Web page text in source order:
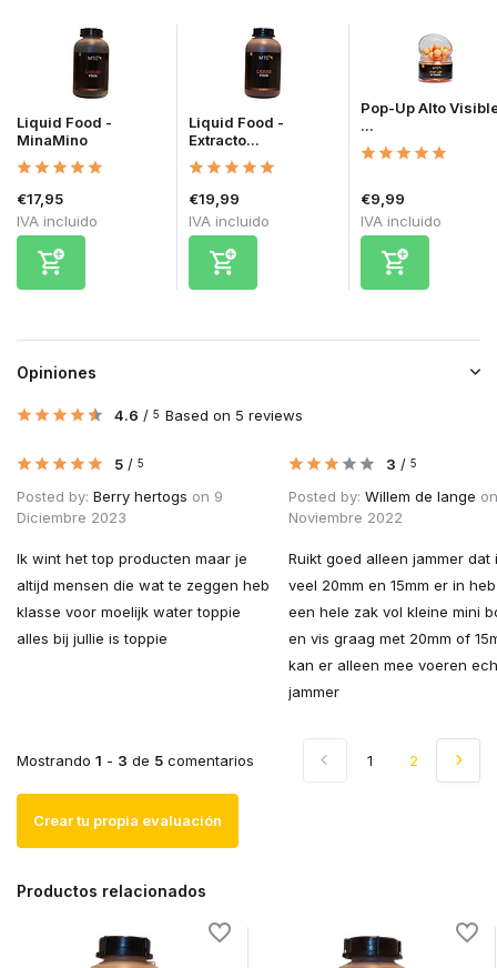
Liquid Food -
MinaMino
€17,95
IVA incluido
Liquid Food -
Extracto...
€19,99
IVA incluido
Pop-Up Alto
...
€9,99
IVA incluido
Opiniones
4.6 / 5 Based on 5 reviews
5 / 5
Posted by: Berry hertogs on 9
Diciembre 2023
Ik wint het top producten maar je
altijd mensen die wat te zeggen heb
klasse voor moelijk water toppie
alles bij jullie is toppie
3 / 5
Posted by: Willem de lange
Noviembre 2022
Ruikt goed alleen jammer dat
veel 20mm en 15mm er in
een hele zak vol kleine mini
en vis graag met 20mm of
kan er alleen mee voeren
jammer
Mostrando 1 - 3 de 5 comentarios 1 2
Crear tu propia evaluación
Productos relacionados